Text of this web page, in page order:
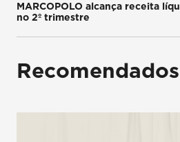
MARCOPOLO alcança receita
no 2º trimestre
Recomendados